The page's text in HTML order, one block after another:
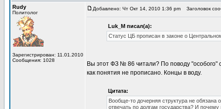
Rudy
Политолог
Зарегистрирован: 11.01.2010
Сообщения: 1028
Добавлено: Чт Окт 14, 2010 1:36 pm Заголовок
Luk_M писал(а):
Статус ЦБ прописан в законе о
Вы этот ФЗ № 86 читали? По поводу "особого"
как понятия не прописано. Концы в воду.
Цитата:
Вообще-то дочерняя структура не
отвечать по долгам государства? И